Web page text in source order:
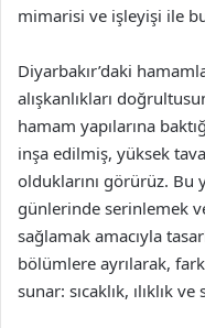
mimarisi ve işleyişi ile
Diyarbakır’daki
alışkanlıkları
hamam yapılarına
inşa edilmiş, yüksek
olduklarını görürüz. Bu
günlerinde serinlemek
sağlamak amacıyla
bölümlere ayrılarak,
sunar: sıcaklık, ılıklık